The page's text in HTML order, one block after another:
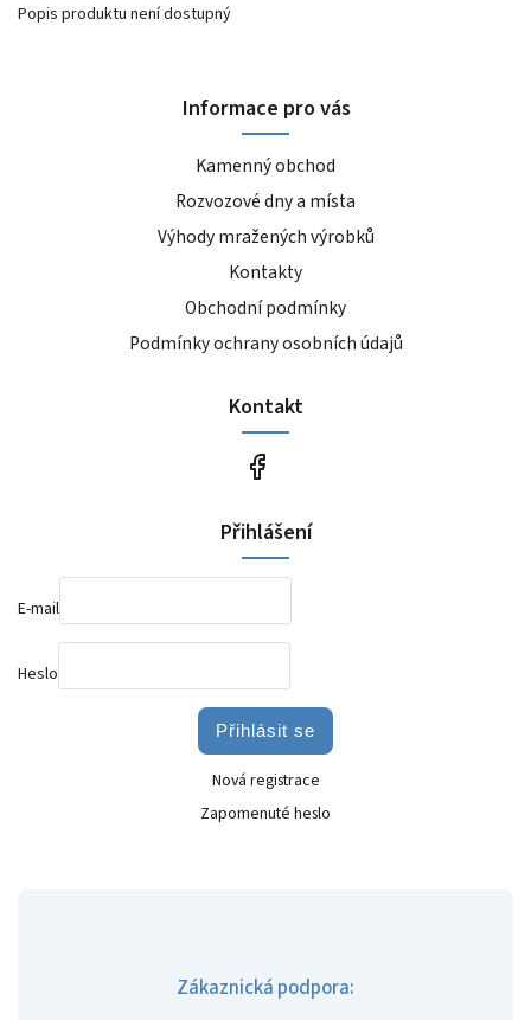
Popis produktu není dostupný
Zákaznická podpora:
Informace pro vás
Kamenný obchod
Rozvozové dny a místa
Výhody mražených výrobků
Kontakty
Obchodní podmínky
Podmínky ochrany osobních údajů
Kontakt
Přihlášení
E-mail
Heslo
Přihlásit se
Nová registrace
Zapomenuté heslo